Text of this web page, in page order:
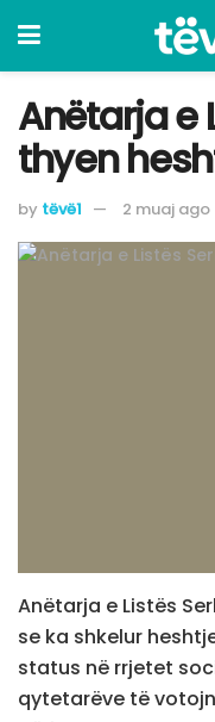
Anëtarja e
thyen
by tëvë1 2 muaj ago
Anëtarja e Listës
se ka shkelur
status në rrjetet
qytetarëve të